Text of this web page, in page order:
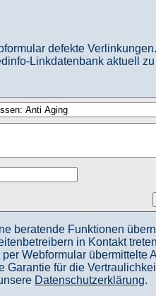
defekte Verlinkungen.
Linkdatenbank aktuell
beratende Funktionen
in Kontakt
Webformular übermittelte
für die
Datenschutzerklärung.